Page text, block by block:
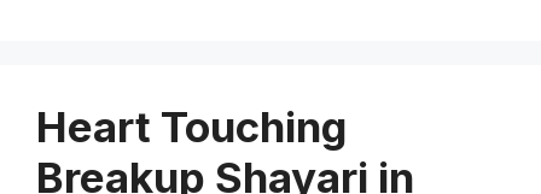
Heart Touching
Breakup Shayari in